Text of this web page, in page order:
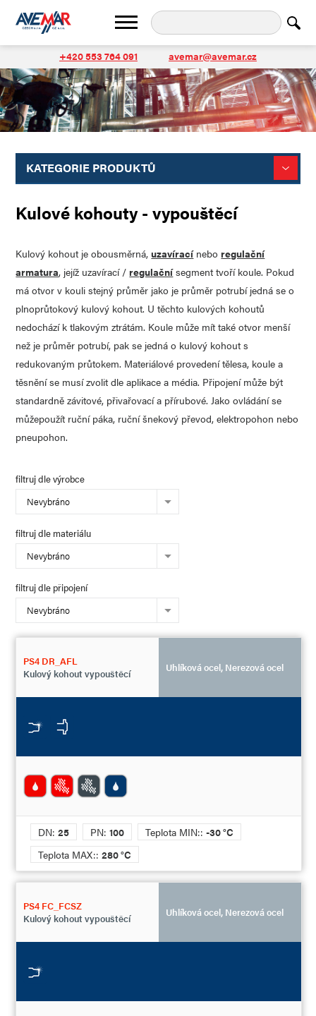
+420 553 764 091 avemar@avemar.cz
KATEGORIE PRODUKTŮ
Kulové kohouty - vypouštěcí
Kulový kohout je obousměrná,uzavíracíneboregulační
armatura, jejíž uzavírací /regulačnísegment tvoří koule. Pokud
má otvor v kouli stejný průměr jako je průměr potrubí jedná se o
plnoprůtokový kulový kohout. U těchto kulových kohoutů
nedochází k tlakovým ztrátám. Koule může mít také otvor menší
než je průměr potrubí, pak se jedná o kulový kohout s
redukovaným průtokem. Materiálové provedení tělesa, koule a
těsnění se musí zvolit dle aplikace a média. Připojení může být
standardně závitové, přivařovací a přírubové. Jako ovládání se
můžepoužít ruční páka, ruční šnekový převod, elektropohon nebo
pneupohon.
filtruj dle výrobce
Nevybráno
filtruj dle materiálu
Nevybráno
filtruj dle připojení
Nevybráno
PS4 DR_AFL
Kulový kohout vypouštěcí
Uhlíková ocel, Nerezová ocel
DN:25 PN:100 Teplota MIN::-30 °C
Teplota MAX::280 °C
PS4 FC_FCSZ
Kulový kohout vypouštěcí
Uhlíková ocel, Nerezová ocel